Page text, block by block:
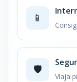
📱
🛡️
Viaja